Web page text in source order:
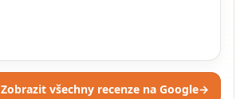
Zobrazit všechny recenze na Google→